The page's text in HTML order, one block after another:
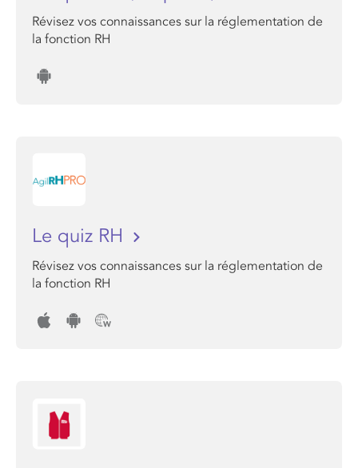
Révisez vos connaissances sur la réglementation de
la fonction RH
Le quiz RH
Révisez vos connaissances sur la réglementation de
la fonction RH